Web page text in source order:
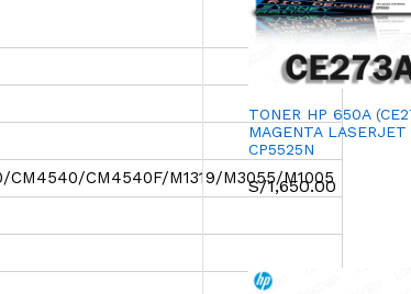
CM4540F/M1319/M3055/M1005
TONER HP 650A
MAGENTA LASERJET
CP5525N
S/1,650.00